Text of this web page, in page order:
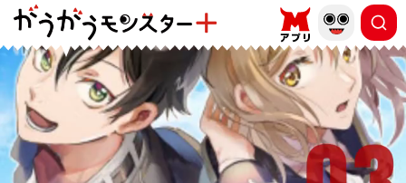
もっと読む